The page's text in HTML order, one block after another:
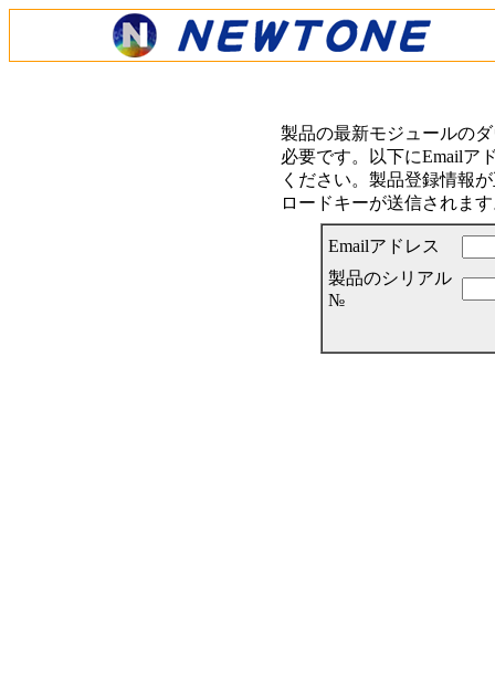
製品の最新モジュールの
必要です。以下にEmailア
ください。製品登録情報
ロードキーが送信されま
Emailアドレス
製品のシリアル
№